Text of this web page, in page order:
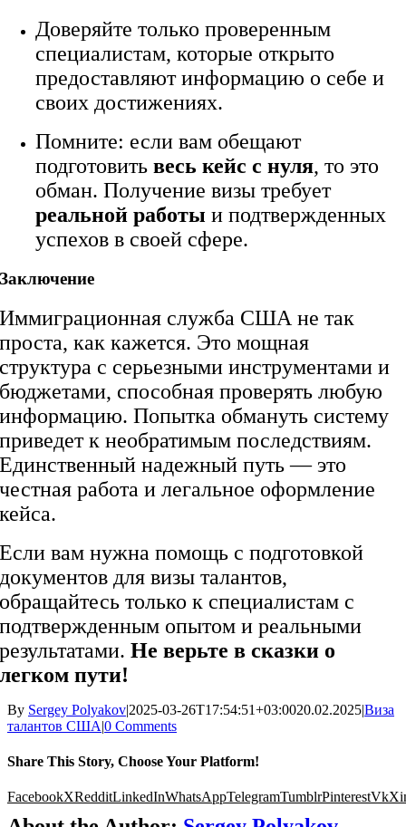
Доверяйте только проверенным
специалистам, которые открыто
предоставляют информацию о себе и
своих достижениях.
Помните: если вам обещают
подготовитьвесь кейс с нуля, то это
обман. Получение визы требует
реальной работы и подтвержденных
успехов в своей сфере.
Заключение
Иммиграционная служба США не так
проста, как кажется. Это мощная
структура с серьезными инструментами и
бюджетами, способная проверять любую
информацию. Попытка обмануть систему
приведет к необратимым последствиям.
Единственный надежный путь — это
честная работа и легальное оформление
кейса.
Если вам нужна помощь с подготовкой
документов для визы талантов,
обращайтесь только к специалистам с
подтвержденным опытом и реальными
результатами.Не верьте в сказки о
легком пути!
By Sergey Polyakov|2025-03-26T17:54:51+03:0020.02.2025|Виза
талантов США|0 Comments
Share This Story, Choose Your Platform!
FacebookXRedditLinkedInWhatsAppTelegramTumblrPinterestVk